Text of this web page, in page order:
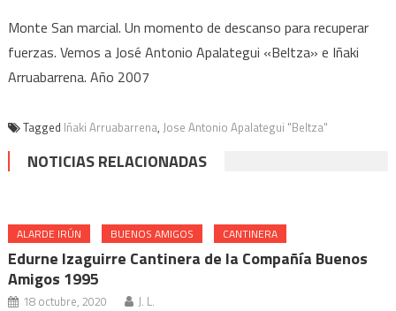
Monte San marcial. Un momento de descanso para recuperar
fuerzas. Vemos a José Antonio Apalategui «Beltza» e Iñaki
Arruabarrena. Año 2007
Tagged Iñaki Arruabarrena, Jose Antonio Apalategui "Beltza"
NOTICIAS RELACIONADAS
ALARDE IRÚN BUENOS AMIGOS CANTINERA
Edurne Izaguirre Cantinera de la Compañía Buenos
Amigos 1995
18 octubre, 2020 J. L.